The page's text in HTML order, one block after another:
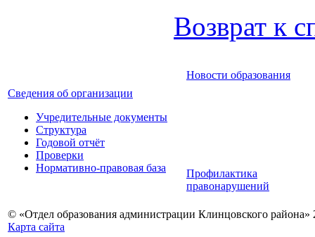
Возврат к
Сведения об организации
Учредительные документы
Структура
Годовой отчёт
Проверки
Нормативно-правовая база
Новости образования
Профилактика
правонарушений
© «Отдел образования администрации Клинцовского района»
Карта сайта